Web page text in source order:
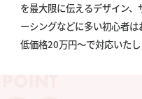
を最大限に伝えるデザイン
ーシングなどに多い初心者
低価格20万円〜で対応いたし